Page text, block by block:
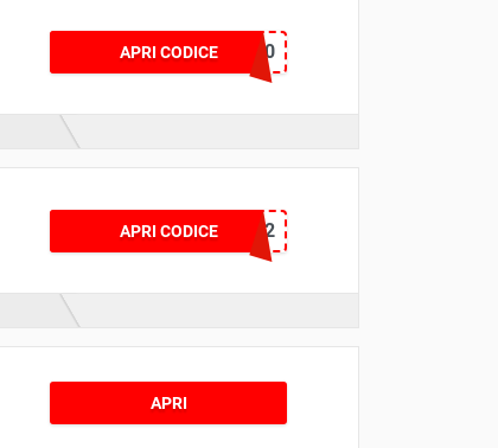
APRI CODICEXMAS30
APRI CODICEPROMO3X2
APRI